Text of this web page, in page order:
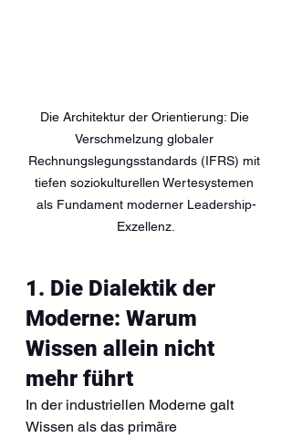
Die Architektur der Orientierung: Die
Verschmelzung globaler
Rechnungslegungsstandards (IFRS) mit
tiefen soziokulturellen Wertesystemen
als Fundament moderner Leadership-
Exzellenz.
1. Die Dialektik der
Moderne: Warum
Wissen allein nicht
mehr führt
In der industriellen Moderne galt
Wissen als das primäre